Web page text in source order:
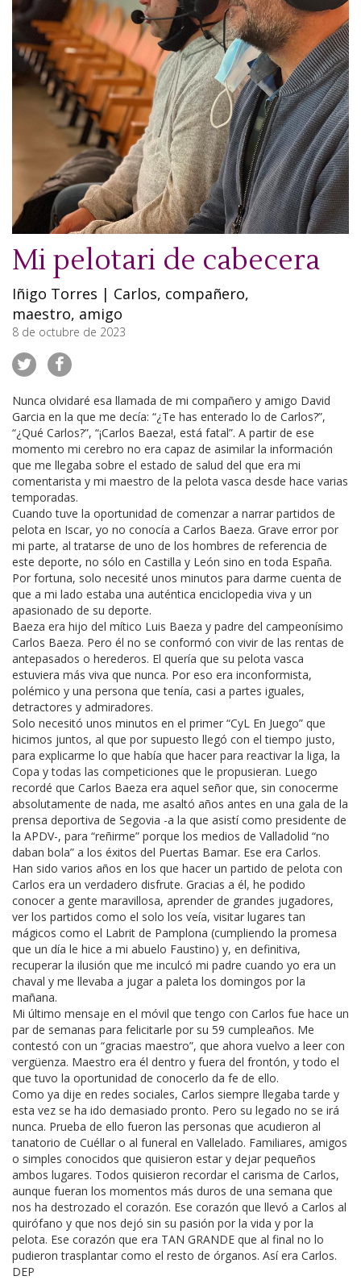
Mi pelotari de cabecera
Iñigo Torres | Carlos, compañero,
maestro, amigo
8 de octubre de 2023
Nunca olvidaré esa llamada de mi compañero y amigo David
Garcia en la que me decía: “¿Te has enterado lo de Carlos?”,
“¿Qué Carlos?”, “¡Carlos Baeza!, está fatal”. A partir de ese
momento mi cerebro no era capaz de asimilar la información
que me llegaba sobre el estado de salud del que era mi
comentarista y mi maestro de la pelota vasca desde hace varias
temporadas.
Cuando tuve la oportunidad de comenzar a narrar partidos de
pelota en Iscar, yo no conocía a Carlos Baeza. Grave error por
mi parte, al tratarse de uno de los hombres de referencia de
este deporte, no sólo en Castilla y León sino en toda España.
Por fortuna, solo necesité unos minutos para darme cuenta de
que a mi lado estaba una auténtica enciclopedia viva y un
apasionado de su deporte.
Baeza era hijo del mítico Luis Baeza y padre del campeonísimo
Carlos Baeza. Pero él no se conformó con vivir de las rentas de
antepasados o herederos. El quería que su pelota vasca
estuviera más viva que nunca. Por eso era inconformista,
polémico y una persona que tenía, casi a partes iguales,
detractores y admiradores.
Solo necesitó unos minutos en el primer “CyL En Juego” que
hicimos juntos, al que por supuesto llegó con el tiempo justo,
para explicarme lo que había que hacer para reactivar la liga, la
Copa y todas las competiciones que le propusieran. Luego
recordé que Carlos Baeza era aquel señor que, sin conocerme
absolutamente de nada, me asaltó años antes en una gala de la
prensa deportiva de Segovia -a la que asistí como presidente de
la APDV-, para “reñirme” porque los medios de Valladolid “no
daban bola” a los éxitos del Puertas Bamar. Ese era Carlos.
Han sido varios años en los que hacer un partido de pelota con
Carlos era un verdadero disfrute. Gracias a él, he podido
conocer a gente maravillosa, aprender de grandes jugadores,
ver los partidos como el solo los veía, visitar lugares tan
mágicos como el Labrit de Pamplona (cumpliendo la promesa
que un día le hice a mi abuelo Faustino) y, en definitiva,
recuperar la ilusión que me inculcó mi padre cuando yo era un
chaval y me llevaba a jugar a paleta los domingos por la
mañana.
Mi último mensaje en el móvil que tengo con Carlos fue hace un
par de semanas para felicitarle por su 59 cumpleaños. Me
contestó con un “gracias maestro”, que ahora vuelvo a leer con
vergüenza. Maestro era él dentro y fuera del frontón, y todo el
que tuvo la oportunidad de conocerlo da fe de ello.
Como ya dije en redes sociales, Carlos siempre llegaba tarde y
esta vez se ha ido demasiado pronto. Pero su legado no se irá
nunca. Prueba de ello fueron las personas que acudieron al
tanatorio de Cuéllar o al funeral en Vallelado. Familiares, amigos
o simples conocidos que quisieron estar y dejar pequeños
ambos lugares. Todos quisieron recordar el carisma de Carlos,
aunque fueran los momentos más duros de una semana que
nos ha destrozado el corazón. Ese corazón que llevó a Carlos al
quirófano y que nos dejó sin su pasión por la vida y por la
pelota. Ese corazón que era TAN GRANDE que al final no lo
pudieron trasplantar como el resto de órganos. Así era Carlos.
DEP